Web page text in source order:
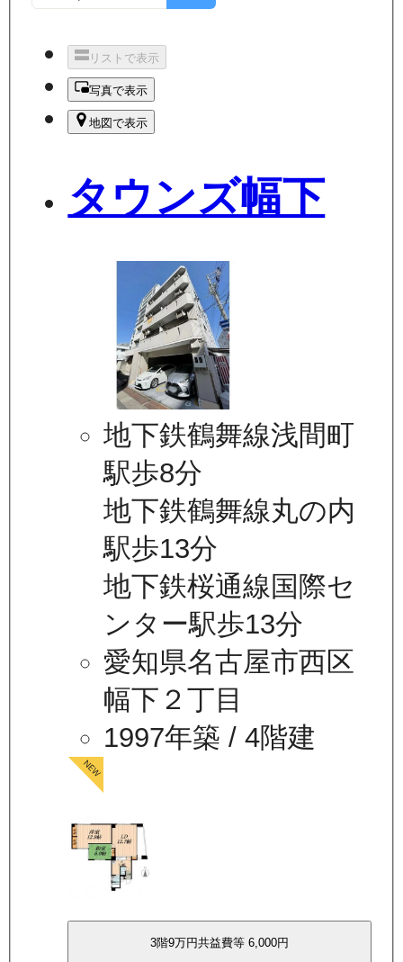
リストで表示
写真で表示
地図で表示
タウンズ幅下
地下鉄鶴舞線浅間町
駅歩8分
地下鉄鶴舞線丸の内
駅歩13分
地下鉄桜通線国際セ
ンター駅歩13分
愛知県名古屋市西区
幅下２丁目
1997年築 / 4階建
3階9万円共益費等 6,000円